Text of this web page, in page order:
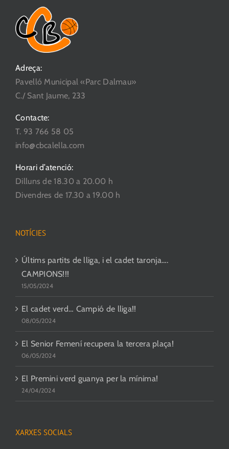
Adreça:
Pavelló Municipal «Parc Dalmau»
C./ Sant Jaume, 233
Contacte:
T. 93 766 58 05
info@cbcalella.com
Horari d’atenció:
Dilluns de 18.30 a 20.00 h
Divendres de 17.30 a 19.00 h
NOTÍCIES
Últims partits de lliga, i el cadet taronja….
CAMPIONS!!!
15/05/2024
El cadet verd… Campió de lliga!!
08/05/2024
El Senior Femení recupera la tercera plaça!
06/05/2024
El Premini verd guanya per la mínima!
24/04/2024
XARXES SOCIALS